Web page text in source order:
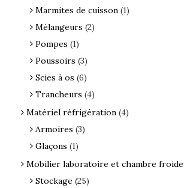
Marmites de cuisson (1)
Mélangeurs (2)
Pompes (1)
Poussoirs (3)
Scies à os (6)
Trancheurs (4)
Matériel réfrigération (4)
Armoires (3)
Glaçons (1)
Mobilier laboratoire et chambre froide
Stockage (25)